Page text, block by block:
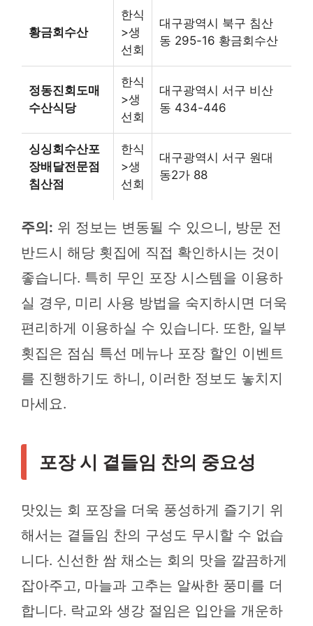
황금회수산
한식
>생
선회
대구광역시 북구 침산
동 295-16 황금회수산
정동진회도매
수산식당
한식
>생
선회
대구광역시 서구 비산
동 434-446
싱싱회수산포
장배달전문점
침산점
한식
>생
선회
대구광역시 서구 원대
동2가 88
주의: 위 정보는 변동될 수 있으니, 방문 전
반드시 해당 횟집에 직접 확인하시는 것이
좋습니다. 특히 무인 포장 시스템을 이용하
실 경우, 미리 사용 방법을 숙지하시면 더욱
편리하게 이용하실 수 있습니다. 또한, 일부
횟집은 점심 특선 메뉴나 포장 할인 이벤트
를 진행하기도 하니, 이러한 정보도 놓치지
마세요.
포장 시 곁들임 찬의 중요성
맛있는 회 포장을 더욱 풍성하게 즐기기 위
해서는 곁들임 찬의 구성도 무시할 수 없습
니다. 신선한 쌈 채소는 회의 맛을 깔끔하게
잡아주고, 마늘과 고추는 알싸한 풍미를 더
합니다. 락교와 생강 절임은 입안을 개운하